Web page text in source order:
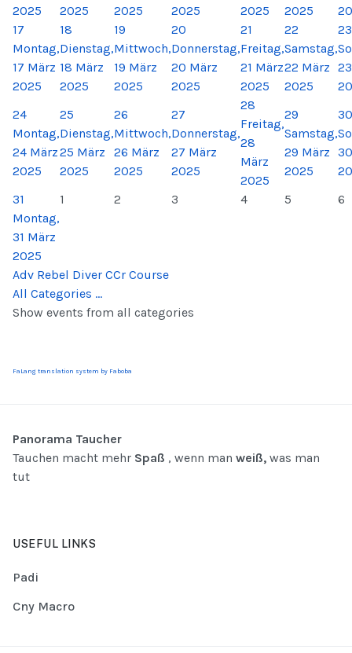
2025
2025
2025
2025
2025
2025
17
Montag,
17 März
2025
18
Dienstag,
18 März
2025
19
Mittwoch,
19 März
2025
20
Donnerstag,
20 März
2025
21
Freitag,
21 März
2025
22
Samstag,
22 März
2025
23
24
Montag,
24 März
2025
25
Dienstag,
25 März
2025
26
Mittwoch,
26 März
2025
27
Donnerstag,
27 März
2025
28
Freitag,
28
März
2025
29
Samstag,
29 März
2025
30
31
Montag,
31 März
2025
1 2 3 4 5 6
Adv Rebel Diver CCr Course
All Categories ...
Show events from all categories
FaLang translation system by Faboba
Panorama Taucher
Tauchen macht mehr Spaß , wenn man weiß, was man
tut
USEFUL LINKS
Padi
Cny Macro